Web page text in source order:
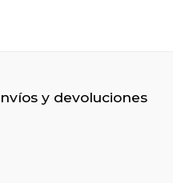
y devoluciones